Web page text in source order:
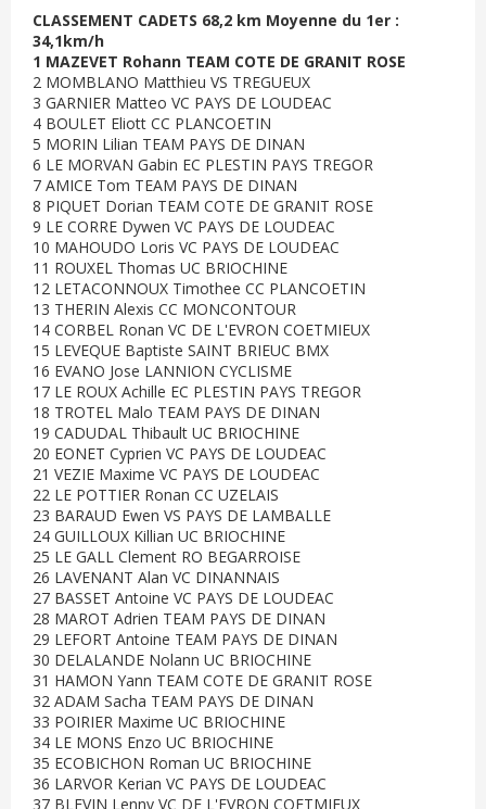
CLASSEMENT CADETS 68,2 km Moyenne du 1er :
34,1km/h
1 MAZEVET Rohann TEAM COTE DE GRANIT ROSE
2 MOMBLANO Matthieu VS TREGUEUX
3 GARNIER Matteo VC PAYS DE LOUDEAC
4 BOULET Eliott CC PLANCOETIN
5 MORIN Lilian TEAM PAYS DE DINAN
6 LE MORVAN Gabin EC PLESTIN PAYS TREGOR
7 AMICE Tom TEAM PAYS DE DINAN
8 PIQUET Dorian TEAM COTE DE GRANIT ROSE
9 LE CORRE Dywen VC PAYS DE LOUDEAC
10 MAHOUDO Loris VC PAYS DE LOUDEAC
11 ROUXEL Thomas UC BRIOCHINE
12 LETACONNOUX Timothee CC PLANCOETIN
13 THERIN Alexis CC MONCONTOUR
14 CORBEL Ronan VC DE L'EVRON COETMIEUX
15 LEVEQUE Baptiste SAINT BRIEUC BMX
16 EVANO Jose LANNION CYCLISME
17 LE ROUX Achille EC PLESTIN PAYS TREGOR
18 TROTEL Malo TEAM PAYS DE DINAN
19 CADUDAL Thibault UC BRIOCHINE
20 EONET Cyprien VC PAYS DE LOUDEAC
21 VEZIE Maxime VC PAYS DE LOUDEAC
22 LE POTTIER Ronan CC UZELAIS
23 BARAUD Ewen VS PAYS DE LAMBALLE
24 GUILLOUX Killian UC BRIOCHINE
25 LE GALL Clement RO BEGARROISE
26 LAVENANT Alan VC DINANNAIS
27 BASSET Antoine VC PAYS DE LOUDEAC
28 MAROT Adrien TEAM PAYS DE DINAN
29 LEFORT Antoine TEAM PAYS DE DINAN
30 DELALANDE Nolann UC BRIOCHINE
31 HAMON Yann TEAM COTE DE GRANIT ROSE
32 ADAM Sacha TEAM PAYS DE DINAN
33 POIRIER Maxime UC BRIOCHINE
34 LE MONS Enzo UC BRIOCHINE
35 ECOBICHON Roman UC BRIOCHINE
36 LARVOR Kerian VC PAYS DE LOUDEAC
37 BLEVIN Lenny VC DE L'EVRON COETMIEUX